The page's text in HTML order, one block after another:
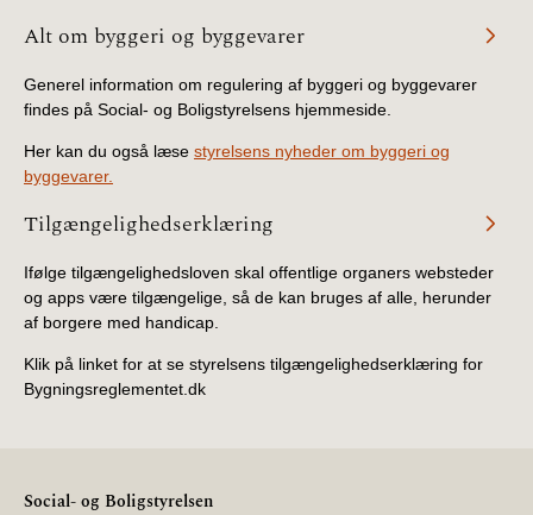
Alt om byggeri og byggevarer
Generel information om regulering af byggeri og byggevarer
findes på Social- og Boligstyrelsens hjemmeside.
Her kan du også læse styrelsens nyheder om byggeri og
byggevarer.
Tilgængelighedserklæring
Ifølge tilgængelighedsloven skal offentlige organers websteder
og apps være tilgængelige, så de kan bruges af alle, herunder
af borgere med handicap.
Klik på linket for at se styrelsens tilgængelighedserklæring for
Bygningsreglementet.dk
Social- og Boligstyrelsen